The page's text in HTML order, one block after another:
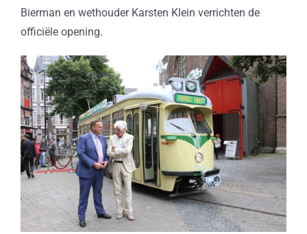
Bierman en wethouder Karsten Klein verrichten de
officiële opening.